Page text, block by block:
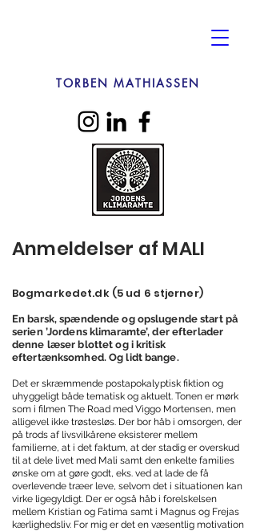
TORBEN MATHIASSEN
Anmeldelser af MALI​​​​
Bogmarkedet.dk (5 ud 6 stjerner)
En barsk, spændende og opslugende start på
serien ’Jordens klimaramte’, der efterlader
denne læser blottet og i kritisk
eftertænksomhed. Og lidt bange.
Det er skræmmende postapokalyptisk fiktion og
uhyggeligt både tematisk og aktuelt. Tonen er mørk
som i filmen The Road med Viggo Mortensen, men
alligevel ikke trøstesløs. Der bor håb i omsorgen, der
på trods af livsvilkårene eksisterer mellem
familierne, at i det faktum, at der stadig er overskud
til at dele livet med Mali samt den enkelte families
ønske om at gøre godt, eks. ved at lade de få
overlevende træer leve, selvom det i situationen kan
virke ligegyldigt. Der er også håb i forelskelsen
mellem Kristian og Fatima samt i Magnus og Frejas
kærlighedsliv. For mig er det en væsentlig motivation